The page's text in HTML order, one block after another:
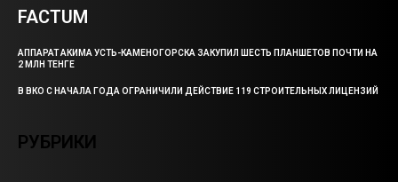
FACTUM
АППАРАТ АКИМА УСТЬ-КАМЕНОГОРСКА ЗАКУПИЛ ШЕСТЬ ПЛАНШЕТОВ ПОЧТИ НА
2 МЛН ТЕНГЕ
В ВКО С НАЧАЛА ГОДА ОГРАНИЧИЛИ ДЕЙСТВИЕ 119 СТРОИТЕЛЬНЫХ ЛИЦЕНЗИЙ
РУБРИКИ